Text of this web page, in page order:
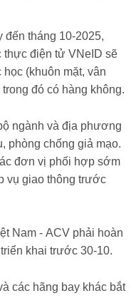
tháng 10-2025,
thực điện tử VNeID sẽ
(khuôn mặt, vân
đó có hàng không.
ngành và địa phương
phòng chống giả mạo.
đơn vị phối hợp sớm
vụ giao thông trước
Nam - ACV phải hoàn
khai trước 30-10.
các hãng bay khác bắt